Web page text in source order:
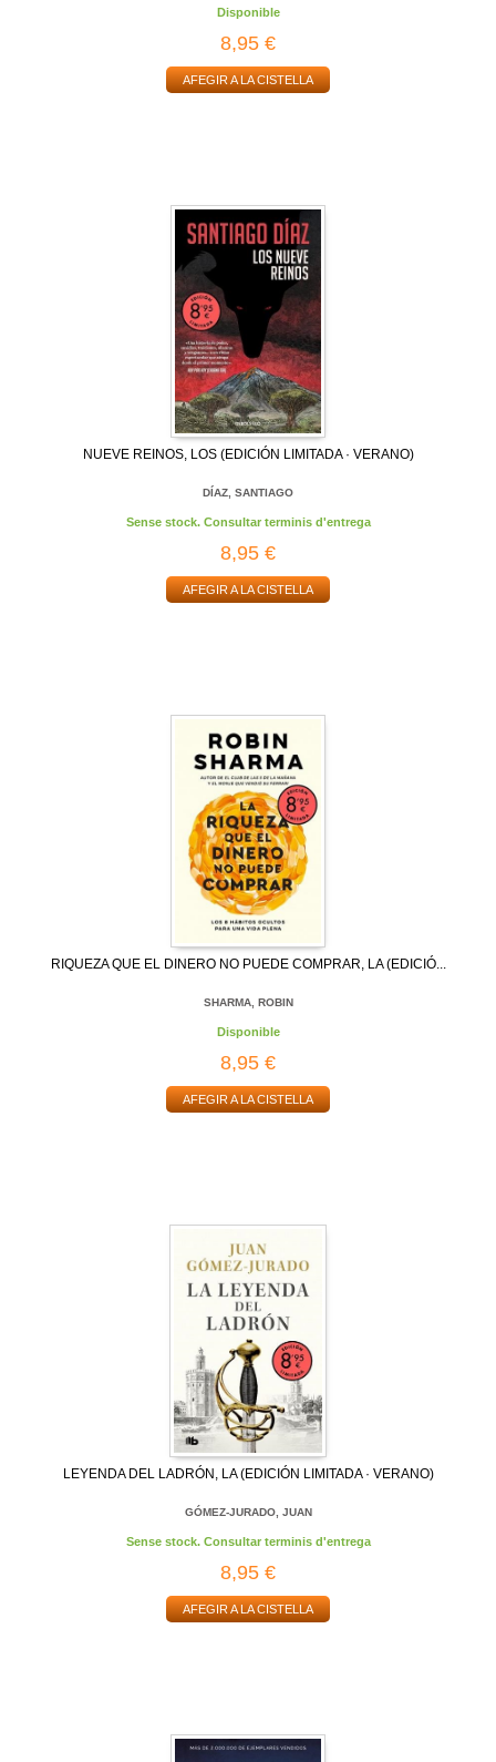
Disponible
8,95 €
AFEGIR A LA CISTELLA
NUEVE REINOS, LOS (EDICIÓN LIMITADA · VERANO)
DÍAZ, SANTIAGO
Sense stock. Consultar terminis d'entrega
8,95 €
AFEGIR A LA CISTELLA
RIQUEZA QUE EL DINERO NO PUEDE COMPRAR, LA (EDICIÓ...
SHARMA, ROBIN
Disponible
8,95 €
AFEGIR A LA CISTELLA
LEYENDA DEL LADRÓN, LA (EDICIÓN LIMITADA · VERANO)
GÓMEZ-JURADO, JUAN
Sense stock. Consultar terminis d'entrega
8,95 €
AFEGIR A LA CISTELLA